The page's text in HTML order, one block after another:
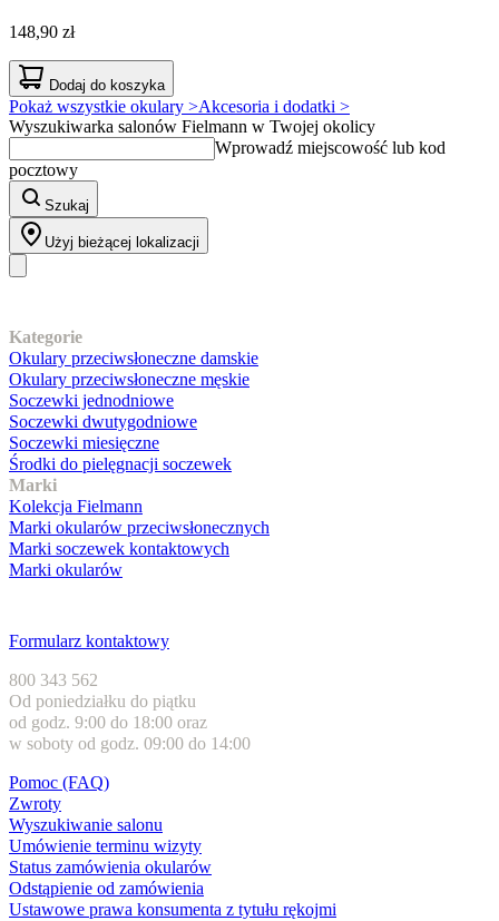
148,90 zł
Dodaj do koszyka
Pokaż wszystkie okulary >Akcesoria i dodatki >
Wyszukiwarka salonów Fielmann w Twojej okolicy
Wprowadź miejscowość lub kod
pocztowy
Szukaj
Użyj bieżącej lokalizacji
Kategorie
Okulary przeciwsłoneczne damskie
Okulary przeciwsłoneczne męskie
Soczewki jednodniowe
Soczewki dwutygodniowe
Soczewki miesięczne
Środki do pielęgnacji soczewek
Marki
Kolekcja Fielmann
Marki okularów przeciwsłonecznych
Marki soczewek kontaktowych
Marki okularów
Formularz kontaktowy
800 343 562
Od poniedziałku do piątku
od godz. 9:00 do 18:00 oraz
w soboty od godz. 09:00 do 14:00
Pomoc (FAQ)
Zwroty
Wyszukiwanie salonu
Umówienie terminu wizyty
Status zamówienia okularów
Odstąpienie od zamówienia
Ustawowe prawa konsumenta z tytułu rękojmi